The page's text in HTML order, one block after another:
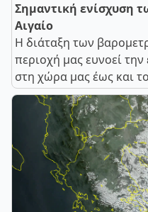
Σημαντική ενίσχυση
Αιγαίο
Η διάταξη των
περιοχή μας ευνοεί
στη χώρα μας έως και